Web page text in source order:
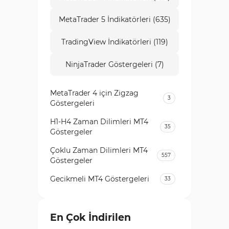
MetaTrader 5 İndikatörleri (635)
TradingView İndikatörleri (119)
NinjaTrader Göstergeleri (7)
MetaTrader 4 için Zigzag
Göstergeleri
3
H1-H4 Zaman Dilimleri MT4
Göstergeler
35
Çoklu Zaman Dilimleri MT4
Göstergeler
557
Gecikmeli MT4 Göstergeleri 33
Kripto MT4 Göstergeleri
En Çok İndirilen